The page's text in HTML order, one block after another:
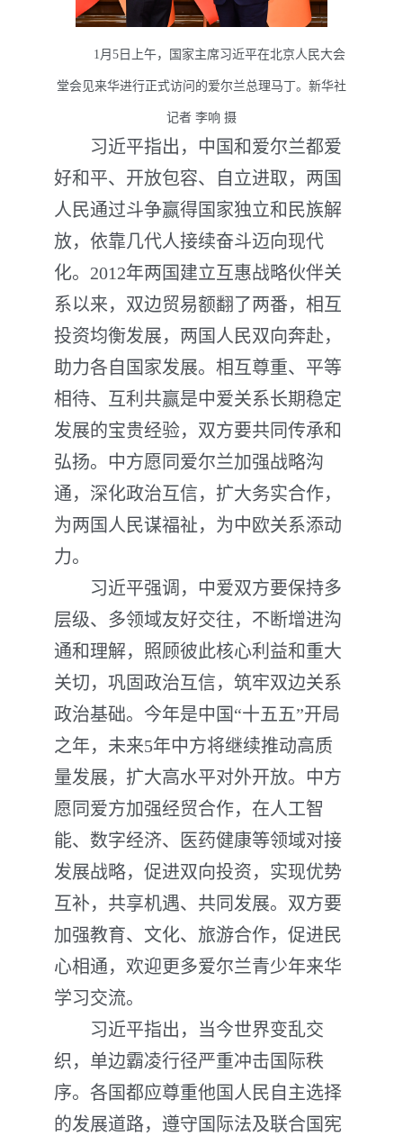
1月5日上午，国家主席习近平在北京人民大会
堂会见来华进行正式访问的爱尔兰总理马丁。新华社
记者 李响 摄
习近平指出，中国和爱尔兰都爱
好和平、开放包容、自立进取，两国
人民通过斗争赢得国家独立和民族解
放，依靠几代人接续奋斗迈向现代
化。2012年两国建立互惠战略伙伴关
系以来，双边贸易额翻了两番，相互
投资均衡发展，两国人民双向奔赴，
助力各自国家发展。相互尊重、平等
相待、互利共赢是中爱关系长期稳定
发展的宝贵经验，双方要共同传承和
弘扬。中方愿同爱尔兰加强战略沟
通，深化政治互信，扩大务实合作，
为两国人民谋福祉，为中欧关系添动
力。
习近平强调，中爱双方要保持多
层级、多领域友好交往，不断增进沟
通和理解，照顾彼此核心利益和重大
关切，巩固政治互信，筑牢双边关系
政治基础。今年是中国“十五五”开局
之年，未来5年中方将继续推动高质
量发展，扩大高水平对外开放。中方
愿同爱方加强经贸合作，在人工智
能、数字经济、医药健康等领域对接
发展战略，促进双向投资，实现优势
互补，共享机遇、共同发展。双方要
加强教育、文化、旅游合作，促进民
心相通，欢迎更多爱尔兰青少年来华
学习交流。
习近平指出，当今世界变乱交
织，单边霸凌行径严重冲击国际秩
序。各国都应尊重他国人民自主选择
的发展道路，遵守国际法及联合国宪